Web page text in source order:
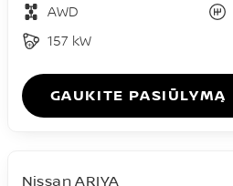
AWD
157 kW
GAUKITE PASIŪLYMĄ
Nissan ARIYA